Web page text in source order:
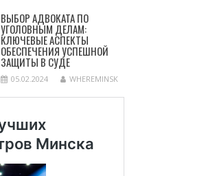
ВЫБОР АДВОКАТА ПО
УГОЛОВНЫМ ДЕЛАМ:
КЛЮЧЕВЫЕ АСПЕКТЫ
ОБЕСПЕЧЕНИЯ УСПЕШНОЙ
ЗАЩИТЫ В СУДЕ
05.02.2024 WHEREMINSK